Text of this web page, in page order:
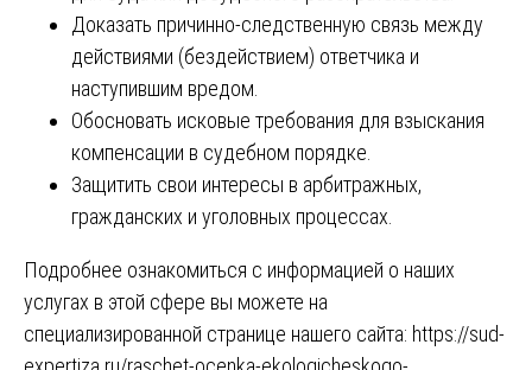
Доказать причинно-следственную связь между
действиями (бездействием) ответчика и
наступившим вредом.
Обосновать исковые требования для взыскания
компенсации в судебном порядке.
Защитить свои интересы в арбитражных,
гражданских и уголовных процессах.
Подробнее ознакомиться с информацией о наших
услугах в этой сфере вы можете на
специализированной странице нашего сайта: https://sud-